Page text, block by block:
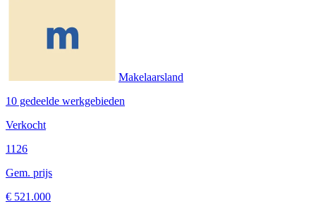
Makelaarsland
10 gedeelde werkgebieden
Verkocht
1126
Gem. prijs
€ 521.000